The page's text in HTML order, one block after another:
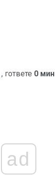
, гответе 0 мин
ad